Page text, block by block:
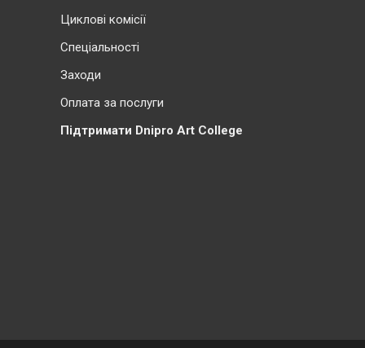
Циклові комісії
Cпеціальності
Заходи
Оплата за послуги
Підтримати Dnipro Art College